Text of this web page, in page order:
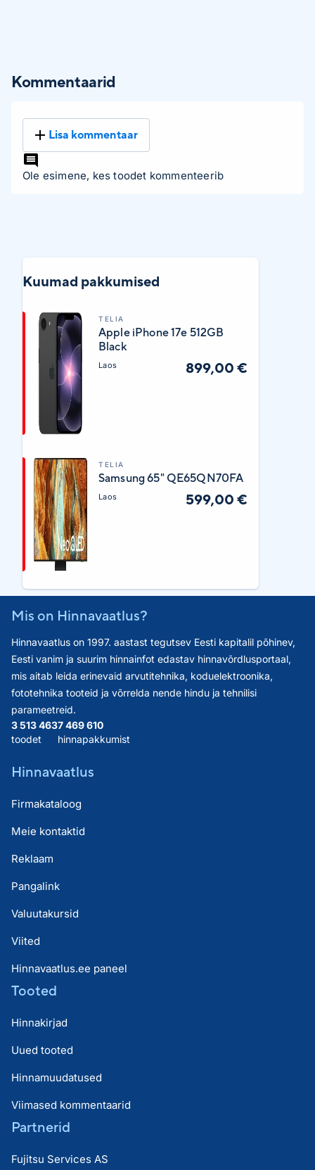
Kommentaarid
Lisa kommentaar
Ole esimene, kes toodet kommenteerib
Kuumad pakkumised
TELIA
Apple iPhone 17e 512GB
Black
Laos 899,00 €
TELIA
Samsung 65" QE65QN70FA
Laos 599,00 €
Mis on Hinnavaatlus?
Hinnavaatlus on 1997. aastast tegutsev Eesti kapitalil põhinev,
Eesti vanim ja suurim hinnainfot edastav hinnavõrdlusportaal,
mis aitab leida erinevaid arvutitehnika, koduelektroonika,
fototehnika tooteid ja võrrelda nende hindu ja tehnilisi
parameetreid.
3 513 463
toodet
7 469 610
hinnapakkumist
Hinnavaatlus
Firmakataloog
Meie kontaktid
Reklaam
Pangalink
Valuutakursid
Viited
Hinnavaatlus.ee paneel
Tooted
Hinnakirjad
Uued tooted
Hinnamuudatused
Viimased kommentaarid
Partnerid
Fujitsu Services AS